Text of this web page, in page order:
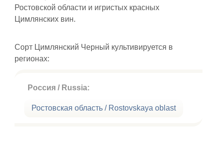
Ростовской области и игристых красных
Цимлянских вин.
Сорт Цимлянский Черный культивируется в
регионах:
Россия / Russia:
Ростовская область / Rostovskaya oblast